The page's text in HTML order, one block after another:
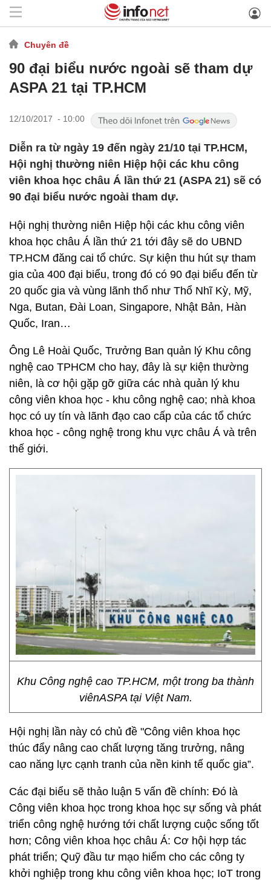
Chuyên đề
90 đại biểu nước ngoài sẽ tham dự
ASPA 21 tại TP.HCM
12/10/2017 - 10:00
Diễn ra từ ngày 19 đến ngày 21/10 tại TP.HCM,
Hội nghị thường niên Hiệp hội các khu công
viên khoa học châu Á lần thứ 21 (ASPA 21) sẽ có
90 đại biểu nước ngoài tham dự.
Hội nghị thường niên Hiệp hội các khu công viên
khoa học châu Á lần thứ 21 tới đây sẽ do UBND
TP.HCM đăng cai tổ chức. Sự kiện thu hút sự tham
gia của 400 đại biểu, trong đó có 90 đại biểu đến từ
20 quốc gia và vùng lãnh thổ như Thổ Nhĩ Kỳ, Mỹ,
Nga, Butan, Đài Loan, Singapore, Nhật Bản, Hàn
Quốc, Iran…
Ông Lê Hoài Quốc, Trưởng Ban quản lý Khu công
nghệ cao TPHCM cho hay, đây là sự kiện thường
niên, là cơ hội gặp gỡ giữa các nhà quản lý khu
công viên khoa học - khu công nghệ cao; nhà khoa
học có uy tín và lãnh đạo cao cấp của các tổ chức
khoa học - công nghệ trong khu vực châu Á và trên
thế giới.
Khu Công nghệ cao TP.HCM, một trong ba thành
viênASPA tại Việt Nam.
Hội nghị lần này có chủ đề "Công viên khoa học
thúc đẩy nâng cao chất lượng tăng trưởng, nâng
cao năng lực cạnh tranh của nền kinh tế quốc gia”.
Các đại biểu sẽ thảo luận 5 vấn đề chính: Đó là
Công viên khoa học trong khoa học sự sống và phát
triển công nghệ hướng tới chất lượng cuộc sống tốt
hơn; Công viên khoa học châu Á: Cơ hội hợp tác
phát triển; Quỹ đầu tư mạo hiểm cho các công ty
khởi nghiệp trong khu công viên khoa học; IoT trong